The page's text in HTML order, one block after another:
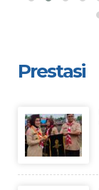
Prestasi